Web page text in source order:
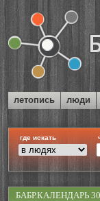
летопись люди
где искать
БАБР.КАЛЕНДАРЬ